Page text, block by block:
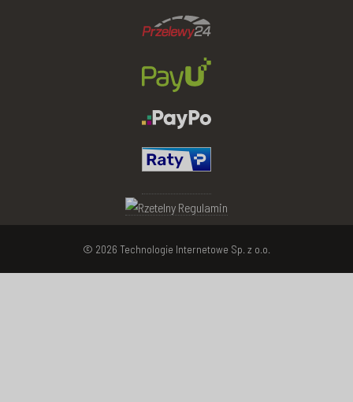
© 2026 Technologie Internetowe Sp. z o.o.